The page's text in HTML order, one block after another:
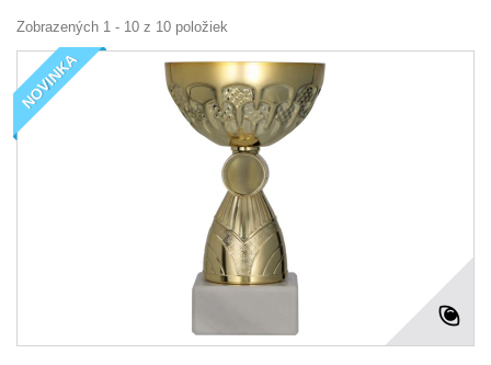
Zobrazených 1 - 10 z 10 položiek
NOVINKA